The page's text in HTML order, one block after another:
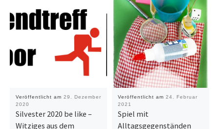
Veröffentlicht am 29. Dezember
2020
Silvester 2020 be like –
Witziges aus dem
Veröffentlicht am 24. Februar
2021
Spiel mit
Alltagsgegenständen